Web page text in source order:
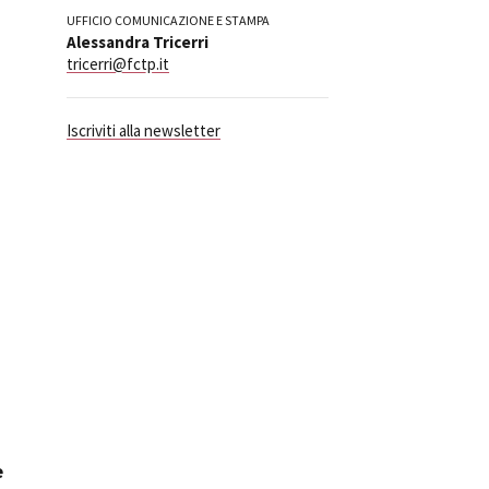
Festival
d’Arte
Venezia
Cinema di Roma
Festival
Accedi al tuo profilo
Nuovo utente
noi
- Scuola e Lavoro
lavori in economia
UFFICIO COMUNICAZIONE E STAMPA
Alessandra Tricerri
tricerri@fctp.it
Iscriviti alla newsletter